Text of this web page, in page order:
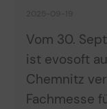
Vom 30.
ist evosoft
Chemnitz
Fachmesse